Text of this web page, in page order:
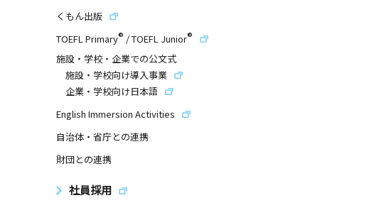
くもん出版
TOEFL Primary® /TOEFL Junior®
施設・学校・企業での公文式
施設・学校向け導入事業
企業・学校向け日本語
English Immersion Activities
自治体・省庁との連携
財団との連携
社員採用